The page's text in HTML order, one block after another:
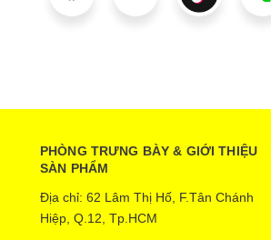
PHÒNG TRƯNG BÀY & GIỚI THIỆU
SÀN PHẨM
Địa chỉ: 62 Lâm Thị Hố, F.Tân Chánh
Hiệp, Q.12, Tp.HCM